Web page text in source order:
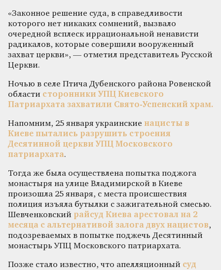
«Законное решение суда, в справедливости
которого нет никаких сомнений, вызвало
очередной всплеск иррациональной ненависти
радикалов, которые совершили вооруженный
захват церкви», — отметил представитель Русской
Церкви.
Ночью в селе Птича Дубенского района Ровенской
области сторонники УПЦ Киевского
Патриархата захватили Свято-Успенский храм.
Напомним, 25 января украинские нацисты в
Киеве пытались разрушить строения
Десятинной церкви УПЦ Московского
патриархата.
Тогда же была осуществлена попытка поджога
монастыря на улице Владимирской в Киеве
произошла 25 января, с места происшествия
полиция изъяла бутылки с зажигательной смесью.
Шевченковский райсуд Киева арестовал на 2
месяца с альтернативой залога двух нацистов,
подозреваемых в попытке поджечь Десятинный
монастырь УПЦ Московского патриархата.
Позже стало известно, что апелляционный суд